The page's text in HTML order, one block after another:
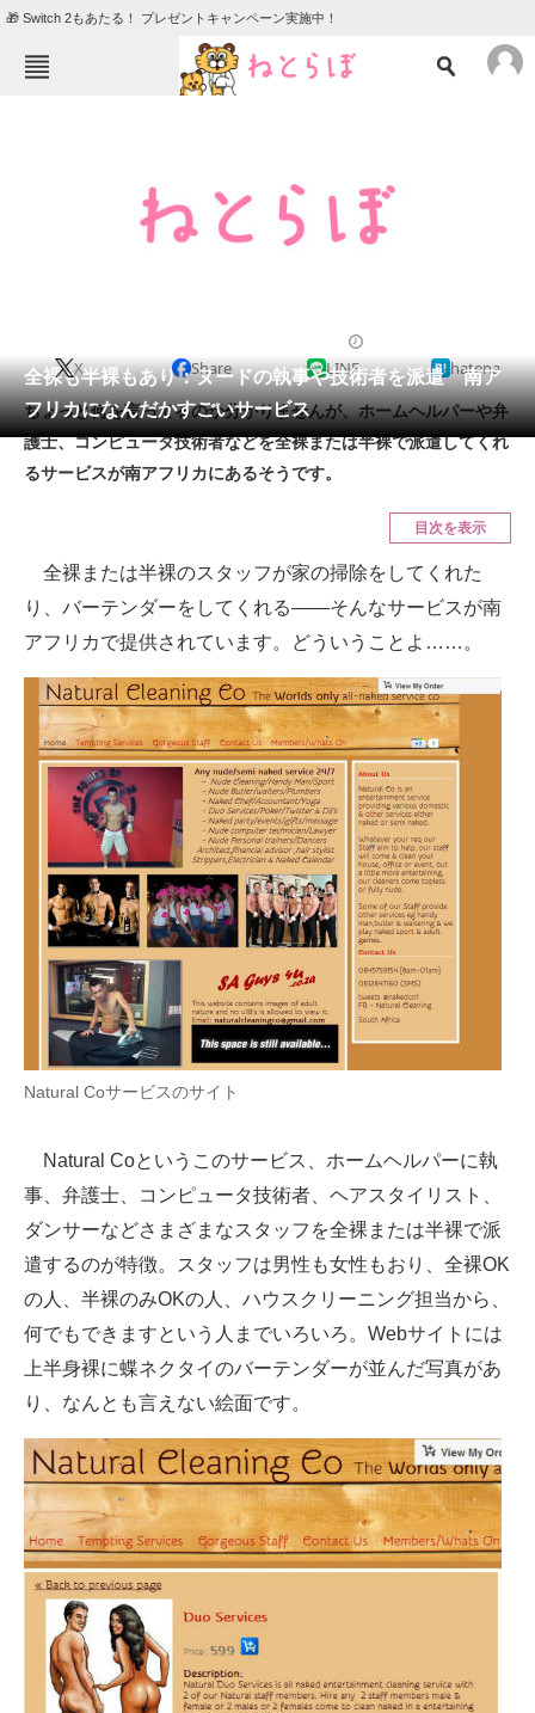
🎁 Switch 2もあたる！ プレゼントキャンペーン実施中！
クイズ
地域
会員記事
メディア
注目記事を集めた総合ページ
スマホと通信の最新トレンド
好きが集まる 比べて選べる
ビジネスと働き方のヒント
AI活用のいまが分かる
企業ITのトレンドを詳説
経営リーダーのコミュニティ
マーケ×ITの今がよく分かる
ITエンジニア向け専門サイト
企業向けIT製品の総合サイト
IT製品の技術・比較・事例
モノづくり技術者専門サイト
エレクトロニクス専門サイト
電子設計の基本と応用
エネルギーの専門メディア
建設×テクノロジーの最前線
ちょっと気になるネットの話題
全裸も半裸もあり：ヌードの執事や技術者を派遣 南ア
フリカになんだかすごいサービス
X Share LINE hatena
ちょっと何を言ってるのか分かりませんが、ホームヘルパーや弁
護士、コンピュータ技術者などを全裸または半裸で派遣してくれ
るサービスが南アフリカにあるそうです。
目次を表示
全裸または半裸のスタッフが家の掃除をしてくれた
り、バーテンダーをしてくれる――そんなサービスが南
アフリカで提供されています。どういうことよ……。
Natural Coサービスのサイト
Natural Coというこのサービス、ホームヘルパーに執
事、弁護士、コンピュータ技術者、ヘアスタイリスト、
ダンサーなどさまざまなスタッフを全裸または半裸で派
遣するのが特徴。スタッフは男性も女性もおり、全裸OK
の人、半裸のみOKの人、ハウスクリーニング担当から、
何でもできますという人までいろいろ。Webサイトには
上半身裸に蝶ネクタイのバーテンダーが並んだ写真があ
り、なんとも言えない絵面です。